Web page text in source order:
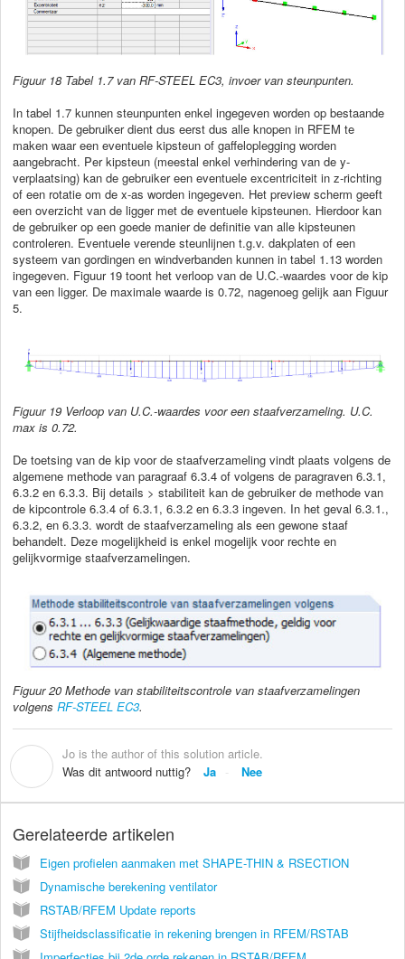
Figuur 18 Tabel 1.7 van RF-STEEL EC3, invoer van steunpunten.
In tabel 1.7 kunnen steunpunten enkel ingegeven worden op bestaande
knopen. De gebruiker dient dus eerst dus alle knopen in RFEM te
maken waar een eventuele kipsteun of gaffeloplegging worden
aangebracht. Per kipsteun (meestal enkel verhindering van de y-
verplaatsing) kan de gebruiker een eventuele excentriciteit in z-richting
of een rotatie om de x-as worden ingegeven. Het preview scherm geeft
een overzicht van de ligger met de eventuele kipsteunen. Hierdoor kan
de gebruiker op een goede manier de definitie van alle kipsteunen
controleren. Eventuele verende steunlijnen t.g.v. dakplaten of een
systeem van gordingen en windverbanden kunnen in tabel 1.13 worden
ingegeven. Figuur 19 toont het verloop van de U.C.-waardes voor de kip
van een ligger. De maximale waarde is 0.72, nagenoeg gelijk aan Figuur
5.
Figuur 19 Verloop van U.C.-waardes voor een staafverzameling. U.C.
max is 0.72.
De toetsing van de kip voor de staafverzameling vindt plaats volgens de
algemene methode van paragraaf 6.3.4 of volgens de paragraven 6.3.1,
6.3.2 en 6.3.3. Bij details > stabiliteit kan de gebruiker de methode van
de kipcontrole 6.3.4 of 6.3.1, 6.3.2 en 6.3.3 ingeven. In het geval 6.3.1.,
6.3.2, en 6.3.3. wordt de staafverzameling als een gewone staaf
behandelt. Deze mogelijkheid is enkel mogelijk voor rechte en
gelijkvormige staafverzamelingen.
Figuur 20 Methode van stabiliteitscontrole van staafverzamelingen
volgens RF-STEEL EC3.
Jo is the author of this solution article.
Was dit antwoord nuttig?
Ja Nee
Gerelateerde artikelen
Eigen profielen aanmaken met SHAPE-THIN & RSECTION
Dynamische berekening ventilator
RSTAB/RFEM Update reports
Stijfheidsclassificatie in rekening brengen in RFEM/RSTAB